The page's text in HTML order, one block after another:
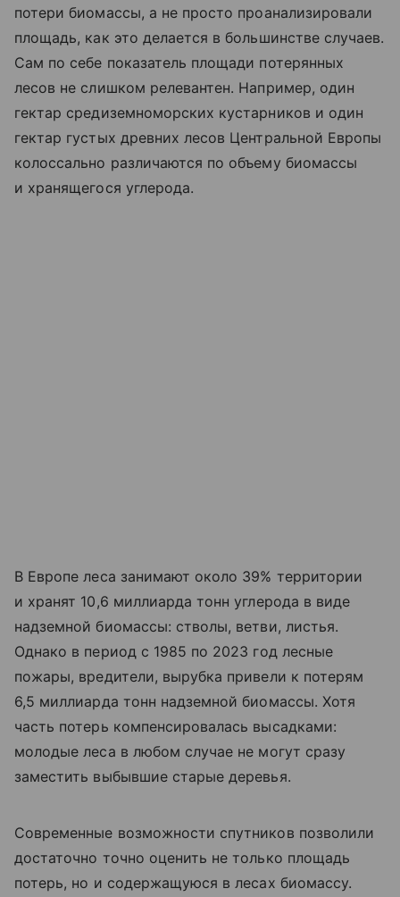
потери биомассы, а не просто проанализировали
площадь, как это делается в большинстве случаев.
Сам по себе показатель площади потерянных
лесов не слишком релевантен. Например, один
гектар средиземноморских кустарников и один
гектар густых древних лесов Центральной Европы
колоссально различаются по объему биомассы
и хранящегося углерода.
В Европе леса занимают около 39% территории
и хранят 10,6 миллиарда тонн углерода в виде
надземной биомассы: стволы, ветви, листья.
Однако в период с 1985 по 2023 год лесные
пожары, вредители, вырубка привели к потерям
6,5 миллиарда тонн надземной биомассы. Хотя
часть потерь компенсировалась высадками:
молодые леса в любом случае не могут сразу
заместить выбывшие старые деревья.
Современные возможности спутников позволили
достаточно точно оценить не только площадь
потерь, но и содержащуюся в лесах биомассу.